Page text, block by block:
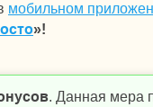
мобильном
»!
. Данная мера